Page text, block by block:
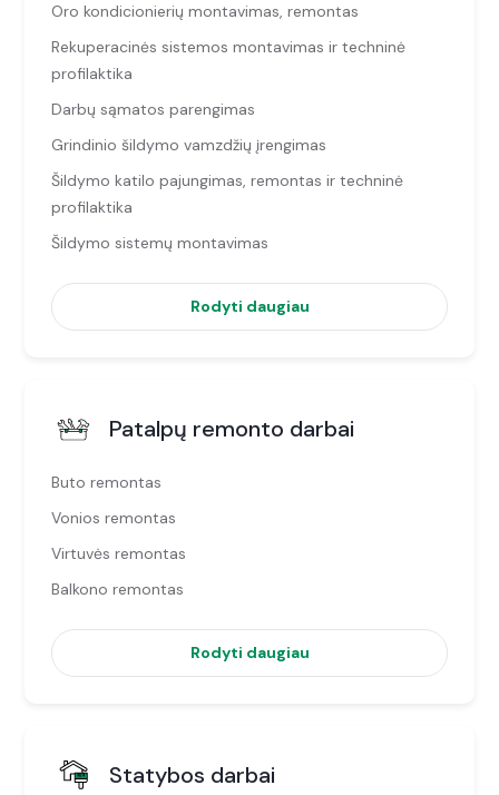
Oro kondicionierių montavimas, remontas
Rekuperacinės sistemos montavimas ir techninė
profilaktika
Darbų sąmatos parengimas
Grindinio šildymo vamzdžių įrengimas
Šildymo katilo pajungimas, remontas ir techninė
profilaktika
Šildymo sistemų montavimas
Rodyti daugiau
Patalpų remonto darbai
Buto remontas
Vonios remontas
Virtuvės remontas
Balkono remontas
Rodyti daugiau
Statybos darbai